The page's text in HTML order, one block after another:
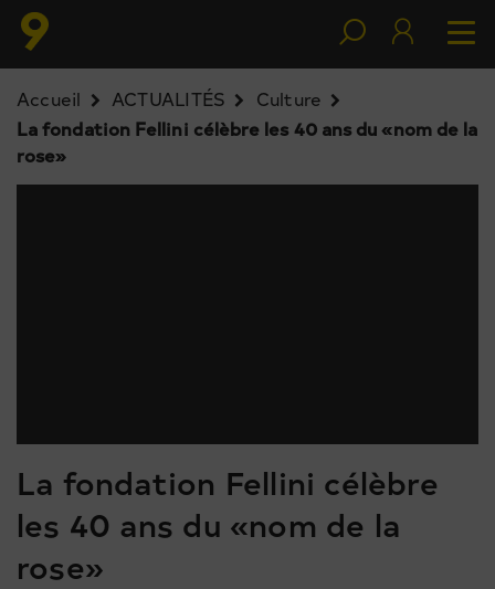
Accueil ACTUALITÉS
Culture
La fondation Fellini célèbre les 40 ans du «nom de la
rose»
La fondation Fellini célèbre
les 40 ans du «nom de la
rose»